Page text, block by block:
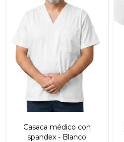
Casaca médico con
spandex - Blanco